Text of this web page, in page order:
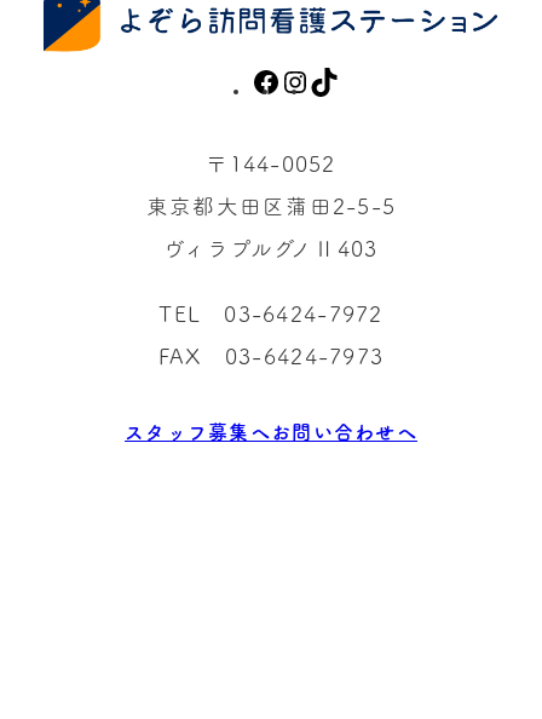
F
b
o
k
I
a
g
a
m
o
k
〒144-0052
東京都大田区蒲田2-5-5
ヴィラプルグノⅡ403
TEL 03-6424-7972
FAX 03-6424-7973
スタッフ募集へ お問い合わせへ